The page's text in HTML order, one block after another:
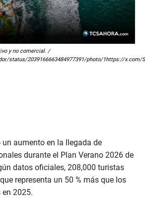
y no comercial. /
status/2039166663484977391/photo/1https://x.com/
un aumento en la llegada de
durante el Plan Verano 2026 de
datos oficiales, 208,000 turistas
representa un 50 % más que los
en 2025.